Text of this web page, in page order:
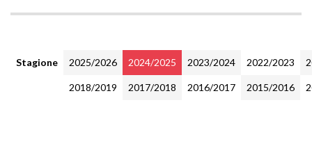
Stagione 2025/2026 2024/2025 2023/2024 2022/2023
2018/2019 2017/2018 2016/2017 2015/2016